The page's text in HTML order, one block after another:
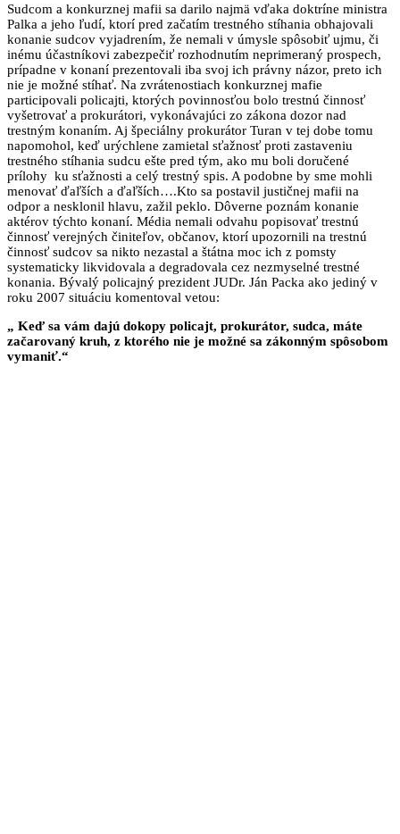
Sudcom a konkurznej mafii sa darilo najmä vďaka doktríne ministra
Palka a jeho ľudí, ktorí pred začatím trestného stíhania obhajovali
konanie sudcov vyjadrením, že nemali v úmysle spôsobiť ujmu, či
inému účastníkovi zabezpečiť rozhodnutím neprimeraný prospech,
prípadne v konaní prezentovali iba svoj ich právny názor, preto ich
nie je možné stíhať. Na zvrátenostiach konkurznej mafie
participovali policajti, ktorých povinnosťou bolo trestnú činnosť
vyšetrovať a prokurátori, vykonávajúci zo zákona dozor nad
trestným konaním. Aj špeciálny prokurátor Turan v tej dobe tomu
napomohol, keď urýchlene zamietal sťažnosť proti zastaveniu
trestného stíhania sudcu ešte pred tým, ako mu boli doručené
prílohy ku sťažnosti a celý trestný spis. A podobne by sme mohli
menovať ďaľších a ďaľších….Kto sa postavil justičnej mafii na
odpor a nesklonil hlavu, zažil peklo. Dôverne poznám konanie
aktérov týchto konaní. Média nemali odvahu popisovať trestnú
činnosť verejných činiteľov, občanov, ktorí upozornili na trestnú
činnosť sudcov sa nikto nezastal a štátna moc ich z pomsty
systematicky likvidovala a degradovala cez nezmyselné trestné
konania. Bývalý policajný prezident JUDr. Ján Packa ako jediný v
roku 2007 situáciu komentoval vetou:
„ Keď sa vám dajú dokopy policajt, prokurátor, sudca, máte
začarovaný kruh, z ktorého nie je možné sa zákonným spôsobom
vymaniť.“